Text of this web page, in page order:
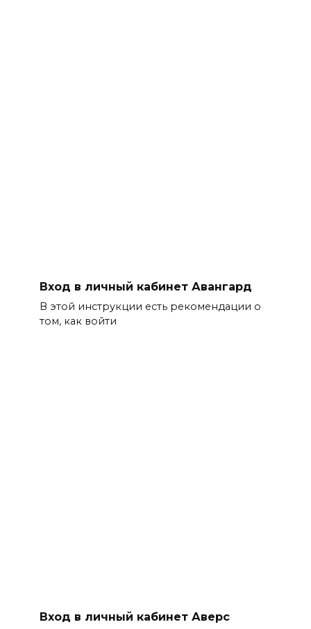
Вход в личный кабинет Авангард
В этой инструкции есть рекомендации о
том, как войти
Вход в личный кабинет Аверс